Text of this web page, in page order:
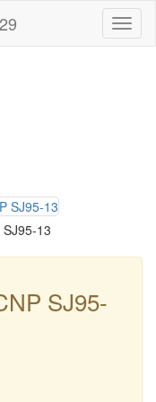
13
SJ95-